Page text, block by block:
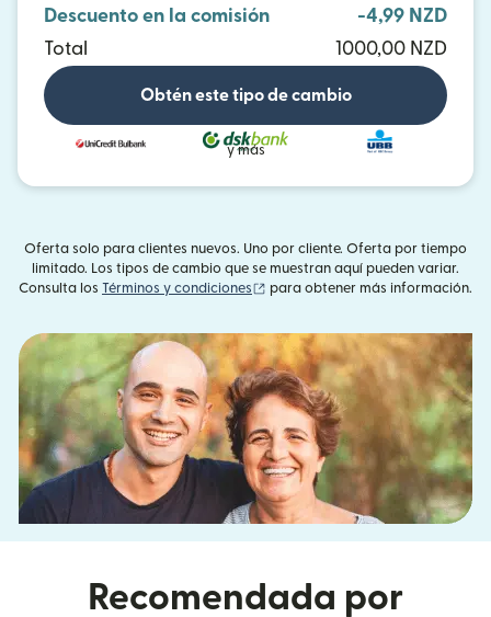
Descuento en la comisión
-4,99 NZD
Total
1000,00 NZD
Obtén este tipo de cambio
y más
Oferta solo para clientes nuevos. Uno por cliente. Oferta por tiempo
limitado. Los tipos de cambio que se muestran aquí pueden variar.
Consulta los Términos y condiciones (se abre en una ventana nueva)
para obtener más información.
Recomendada por